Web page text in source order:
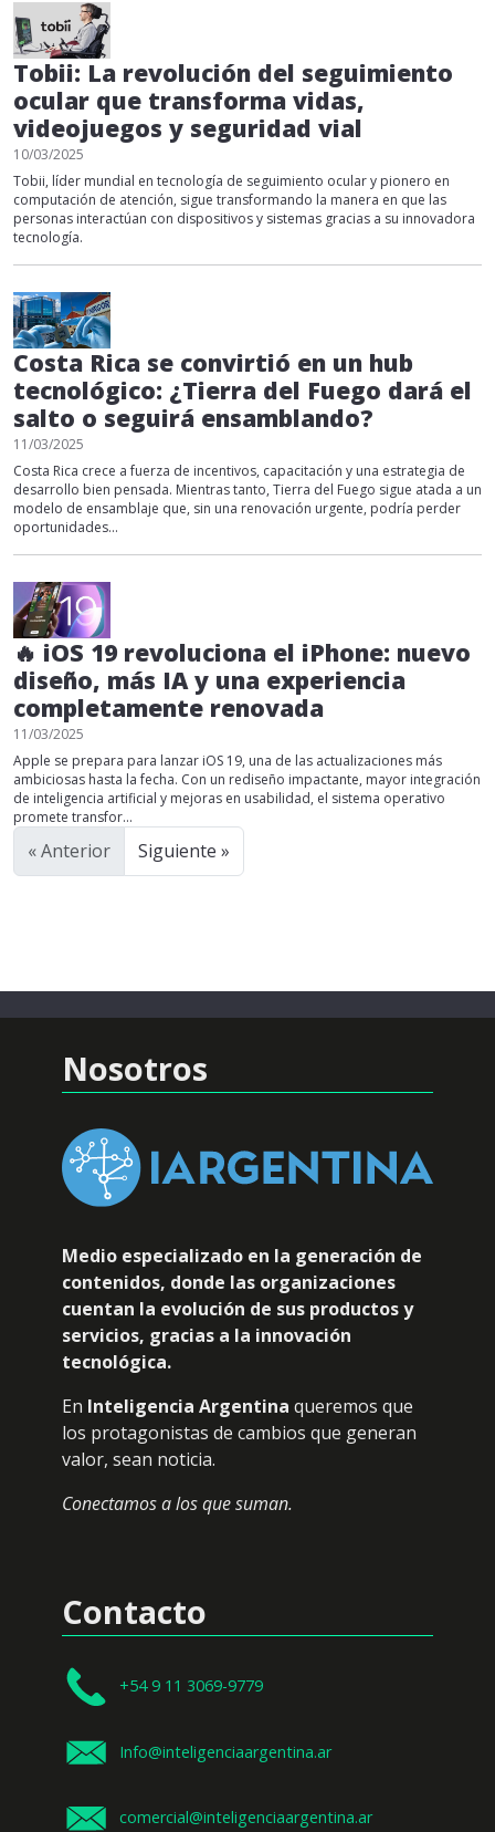
Tobii: La revolución del seguimiento
ocular que transforma vidas,
videojuegos y seguridad vial
10/03/2025
Tobii, líder mundial en tecnología de seguimiento ocular y pionero en
computación de atención, sigue transformando la manera en que las
personas interactúan con dispositivos y sistemas gracias a su innovadora
tecnología.
Costa Rica se convirtió en un hub
tecnológico: ¿Tierra del Fuego dará el
salto o seguirá ensamblando?
11/03/2025
Costa Rica crece a fuerza de incentivos, capacitación y una estrategia de
desarrollo bien pensada. Mientras tanto, Tierra del Fuego sigue atada a un
modelo de ensamblaje que, sin una renovación urgente, podría perder
oportunidades...
🔥 iOS 19 revoluciona el iPhone: nuevo
diseño, más IA y una experiencia
completamente renovada
11/03/2025
Apple se prepara para lanzar iOS 19, una de las actualizaciones más
ambiciosas hasta la fecha. Con un rediseño impactante, mayor integración
de inteligencia artificial y mejoras en usabilidad, el sistema operativo
promete transfor...
« Anterior Siguiente »
Nosotros
Medio especializado en la generación de
contenidos, donde las organizaciones
cuentan la evolución de sus productos y
servicios, gracias a la innovación
tecnológica.
En Inteligencia Argentina queremos que
los protagonistas de cambios que generan
valor, sean noticia.
Conectamos a los que suman.
Contacto
+54 9 11 3069-9779
Info@inteligenciaargentina.ar
comercial@inteligenciaargentina.ar